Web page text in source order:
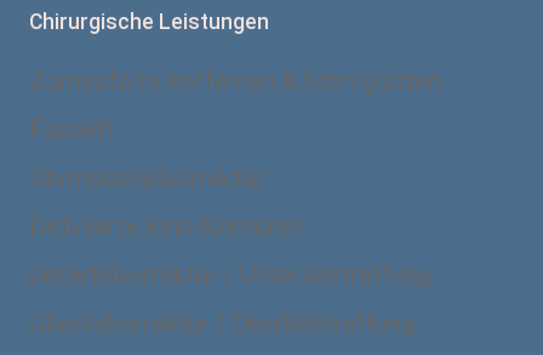
Chirurgische Leistungen
Zornesfalte entfernen & Stirn glätten
Facelift
Ohrmuschelkorrektur
Definierte Kinn-Konturen
Unterlidkorrektur / Unterlidstraffung
Oberlidkorrektur / Oberlidstraffung